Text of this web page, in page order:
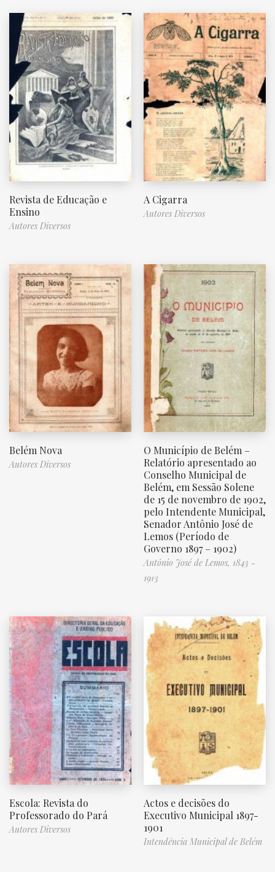
Revista de Educação e
Ensino
Autores Diversos
A Cigarra
Autores Diversos
Belém Nova
Autores Diversos
O Município de Belém –
Relatório apresentado ao
Conselho Municipal de
Belém, em Sessão Solene
de 15 de novembro de 1902,
pelo Intendente Municipal,
Senador Antônio José de
Lemos (Período de
Governo 1897 – 1902)
Antônio José de Lemos, 1843 -
1913
Escola: Revista do
Professorado do Pará
Autores Diversos
Actos e decisões do
Executivo Municipal 1897-
1901
Intendência Municipal de Belém